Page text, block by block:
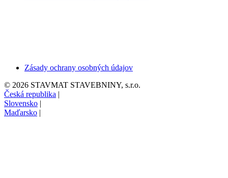
Zásady ochrany osobných údajov
© 2026 STAVMAT STAVEBNINY, s.r.o.
Česká republika |
Slovensko |
Maďarsko |